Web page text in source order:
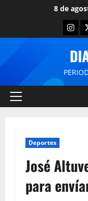
8 de
Deportes
José
para